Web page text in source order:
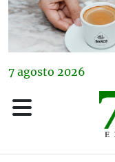
7 agosto 2026